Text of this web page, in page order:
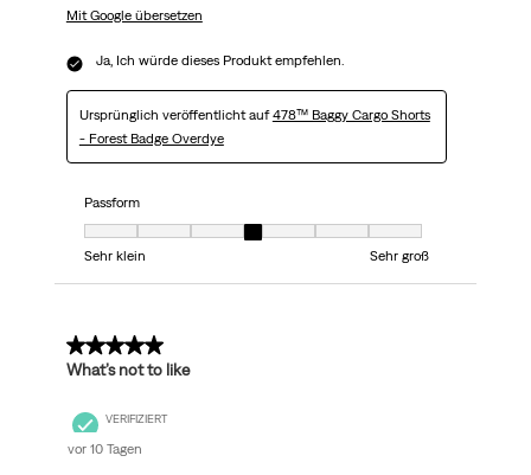
Mit Google übersetzen
Ja, Ich würde dieses Produkt empfehlen.
Ursprünglich veröffentlicht auf478™ Baggy Cargo Shorts
- Forest Badge Overdye
Passform
Passform, 4 von 7, wobei 1 gleich Sehr klein ist und 7 gleich Sehr groß
Sehr klein
Sehr groß
5 von 5 Sternen.
What’s not to like
VERIFIZIERT
vor 10 Tagen